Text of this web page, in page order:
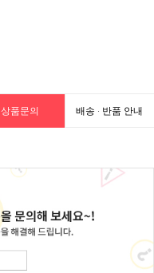
상품문의 배송 · 반품 안내